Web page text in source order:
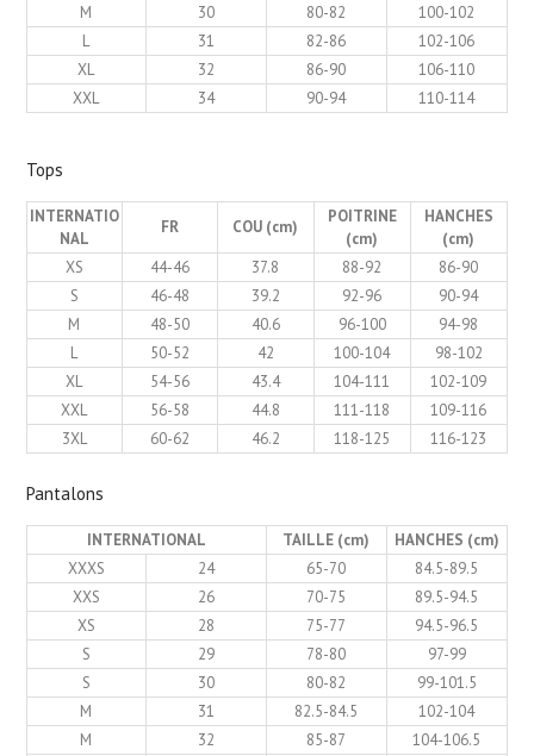
M
30 80-82
100-102
L
31 82-86
102-106
XL
32 86-90
106-110
XXL
34 90-94 110-114
Tops
INTERNATIO
NAL
FR COU (cm)
POITRINE
(cm)
HANCHES
(cm)
XS
44-46 37.8 88-92
86-90
S
46-48 39.2 92-96
90-94
M
48-50 40.6 96-100
94-98
L
50-52 42 100-104
98-102
XL
54-56 43.4 104-111
102-109
XXL
56-58 44.8 111-118
109-116
3XL
60-62 46.2 118-125 116-123
Pantalons
INTERNATIONAL TAILLE (cm)
HANCHES (cm)
XXXS
24 65-70
84.5-89.5
XXS
26 70-75
89.5-94.5
XS
28 75-77
94.5-96.5
S
29 78-80
97-99
S
30 80-82
99-101.5
M
31 82.5-84.5
102-104
M
32 85-87
104-106.5